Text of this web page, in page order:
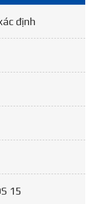
định
15